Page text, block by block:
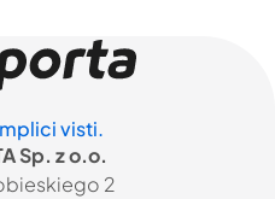
visti.
Sp. z o.o.
2